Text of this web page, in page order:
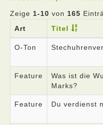
Zeige 1-10 von 165
Art
Titel
O-Ton
Feature
Was ist die
Marks?
Feature Du verdienst